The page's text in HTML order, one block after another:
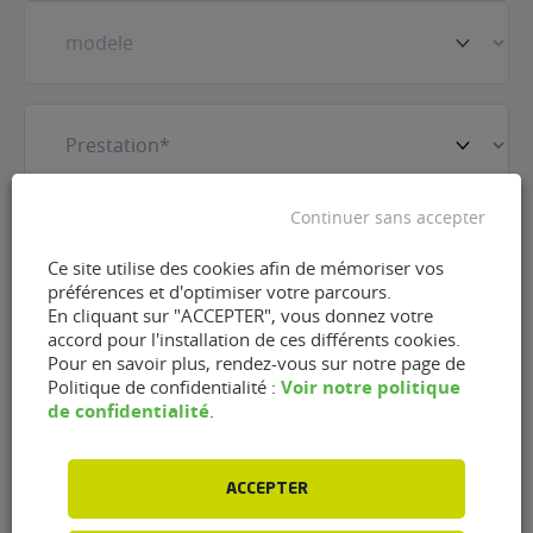
Téléphone(Nécessaire)
RGPDJ'accepte que FlexFuel Energy Development
renseignées dans le cadre de la demande
d'information et de la relation commerciale qui
Ce site utilise des cookies afin de mémoriser vos
préférences et d'optimiser votre parcours.
En cliquant sur "ACCEPTER", vous donnez votre
accord pour l'installation de ces différents cookies.
Pour en savoir plus, rendez-vous sur notre page de
Politique de confidentialité : Voir notre politique
de confidentialité
ACCEPTER
Continuer sans accepter